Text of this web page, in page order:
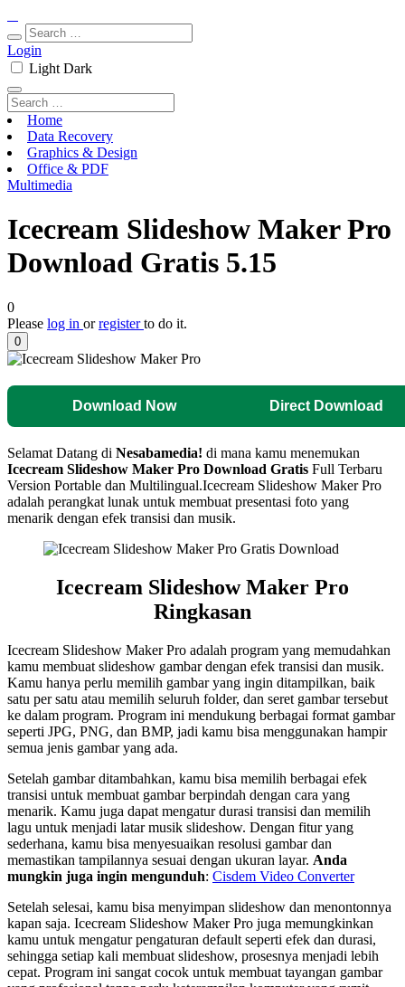
Login
Light Dark
Home
Data Recovery
Graphics & Design
Office & PDF
Multimedia
Icecream Slideshow Maker Pro
Download Gratis 5.15
0
Please log in orregisterto do it.
0
Download Now Direct Download
Selamat Datang di Nesabamedia! di mana kamu menemukan
Icecream Slideshow Maker Pro Download Gratis Full Terbaru
Version Portable dan Multilingual.Icecream Slideshow Maker Pro
adalah perangkat lunak untuk membuat presentasi foto yang
menarik dengan efek transisi dan musik.
Icecream Slideshow Maker Pro
Ringkasan
Icecream Slideshow Maker Pro adalah program yang memudahkan
kamu membuat slideshow gambar dengan efek transisi dan musik.
Kamu hanya perlu memilih gambar yang ingin ditampilkan, baik
satu per satu atau memilih seluruh folder, dan seret gambar tersebut
ke dalam program. Program ini mendukung berbagai format gambar
seperti JPG, PNG, dan BMP, jadi kamu bisa menggunakan hampir
semua jenis gambar yang ada.
Setelah gambar ditambahkan, kamu bisa memilih berbagai efek
transisi untuk membuat gambar berpindah dengan cara yang
menarik. Kamu juga dapat mengatur durasi transisi dan memilih
lagu untuk menjadi latar musik slideshow. Dengan fitur yang
sederhana, kamu bisa menyesuaikan resolusi gambar dan
memastikan tampilannya sesuai dengan ukuran layar. Anda
mungkin juga ingin mengunduh: Cisdem Video Converter
Setelah selesai, kamu bisa menyimpan slideshow dan menontonnya
kapan saja. Icecream Slideshow Maker Pro juga memungkinkan
kamu untuk mengatur pengaturan default seperti efek dan durasi,
sehingga setiap kali membuat slideshow, prosesnya menjadi lebih
cepat. Program ini sangat cocok untuk membuat tayangan gambar